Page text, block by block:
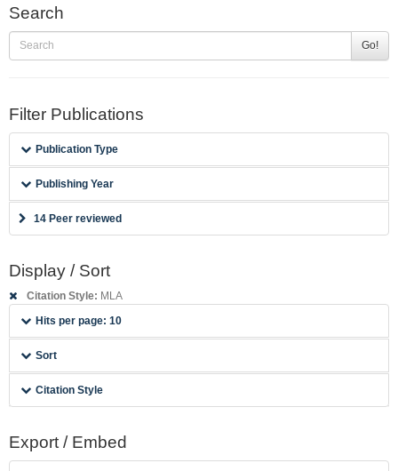
Search
Go!
Filter Publications
Publication Type
Publishing Year
14 Peer reviewed
Display / Sort
Citation Style: MLA
Hits per page: 10
Sort
Citation Style
Export / Embed